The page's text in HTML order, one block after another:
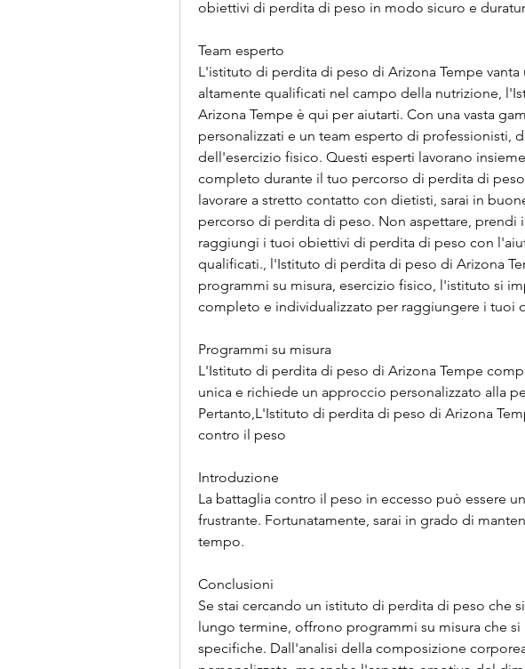
obiettivi di perdita di peso in modo sicuro e
Team esperto
L'istituto di perdita di peso di Arizona Tempe
altamente qualificati nel campo della nutrizione,
Arizona Tempe è qui per aiutarti. Con una vasta
personalizzati e un team esperto di professionisti,
dell'esercizio fisico. Questi esperti lavorano
completo durante il tuo percorso di perdita di
lavorare a stretto contatto con dietisti, sarai in
percorso di perdita di peso. Non aspettare, prendi
raggiungi i tuoi obiettivi di perdita di peso con
qualificati., l'Istituto di perdita di peso di Arizona
programmi su misura, esercizio fisico, l'istituto si
completo e individualizzato per raggiungere i tuoi
Programmi su misura
L'Istituto di perdita di peso di Arizona Tempe
unica e richiede un approccio personalizzato alla
Pertanto,L'Istituto di perdita di peso di Arizona
contro il peso
Introduzione
La battaglia contro il peso in eccesso può essere
frustrante. Fortunatamente, sarai in grado di
tempo.
Conclusioni
Se stai cercando un istituto di perdita di peso che
lungo termine, offrono programmi su misura che si
specifiche. Dall'analisi della composizione